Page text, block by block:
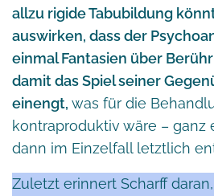
allzu rigide Tabubildung
auswirken, dass der
einmal Fantasien über
damit das Spiel seiner
einengt, was für die
kontraproduktiv wäre – ganz
dann im Einzelfall letztlich
Zuletzt erinnert Scharff